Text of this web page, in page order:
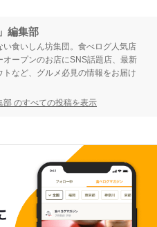
編集部
食いしん坊集団。食べログ人気店
ープンのお店にSNS話題店、最新
など、グルメ必見の情報をお届け
部 のすべての投稿を表示